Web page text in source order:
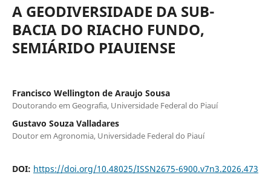
A GEODIVERSIDADE DA SUB-
BACIA DO RIACHO FUNDO,
SEMIÁRIDO PIAUIENSE
Francisco Wellington de Araujo Sousa
Doutorando em Geografia, Universidade Federal do Piauí
Gustavo Souza Valladares
Doutor em Agronomia, Universidade Federal do Piauí
DOI: https://doi.org/10.48025/ISSN2675-6900.v7n3.2026.473